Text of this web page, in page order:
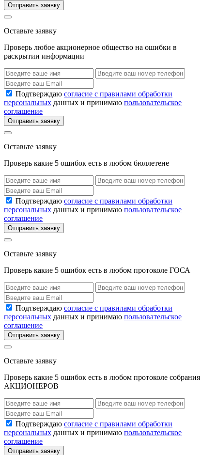
Отправить заявку
Оставьте заявку
Проверь любое акционерное общество на ошибки в
раскрытии информации
Подтверждаю согласие с правилами обработки
персональных данных и принимаю пользовательское
соглашение
Отправить заявку
Оставьте заявку
Проверь какие 5 ошибок есть в любом бюллетене
Подтверждаю согласие с правилами обработки
персональных данных и принимаю пользовательское
соглашение
Отправить заявку
Оставьте заявку
Проверь какие 5 ошибок есть в любом протоколе ГОСА
Подтверждаю согласие с правилами обработки
персональных данных и принимаю пользовательское
соглашение
Отправить заявку
Оставьте заявку
Проверь какие 5 ошибок есть в любом протоколе собрания
АКЦИОНЕРОВ
Подтверждаю согласие с правилами обработки
персональных данных и принимаю пользовательское
соглашение
Отправить заявку